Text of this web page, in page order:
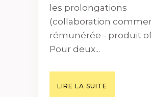
les prolongations
(collaboration
rémunérée - produit
Pour deux...
LIRE LA SUITE